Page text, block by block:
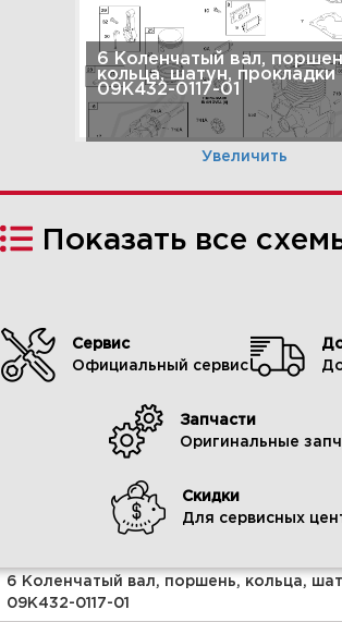
6 Коленчатый вал,
кольца, шатун, прокладки
09K432-0117-01
Увеличить
1 Корпус фильтра,
фильтр, глушитель
Показать все
Сервис
Официальный сервис
Запчасти
Оригинальные
Скидки
Для сервисных
6 Коленчатый вал, поршень, кольца,
09K432-0117-01